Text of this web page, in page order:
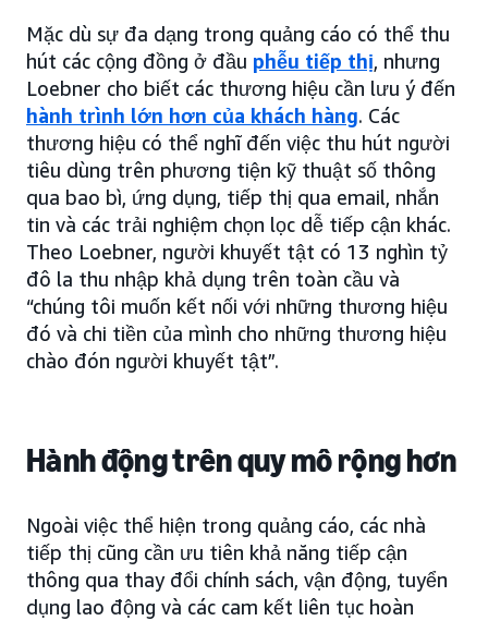
Mặc dù sự đa dạng trong quảng cáo có thể thu
hút các cộng đồng ở đầu phễu tiếp thị, nhưng
Loebner cho biết các thương hiệu cần lưu ý đến
hành trình lớn hơn của khách hàng. Các
thương hiệu có thể nghĩ đến việc thu hút người
tiêu dùng trên phương tiện kỹ thuật số thông
qua bao bì, ứng dụng, tiếp thị qua email, nhắn
tin và các trải nghiệm chọn lọc dễ tiếp cận khác.
Theo Loebner, người khuyết tật có 13 nghìn tỷ
đô la thu nhập khả dụng trên toàn cầu và
“chúng tôi muốn kết nối với những thương hiệu
đó và chi tiền của mình cho những thương hiệu
chào đón người khuyết tật”.
Hành động trên quy mô rộng hơn
Ngoài việc thể hiện trong quảng cáo, các nhà
tiếp thị cũng cần ưu tiên khả năng tiếp cận
thông qua thay đổi chính sách, vận động, tuyển
dụng lao động và các cam kết liên tục hoàn